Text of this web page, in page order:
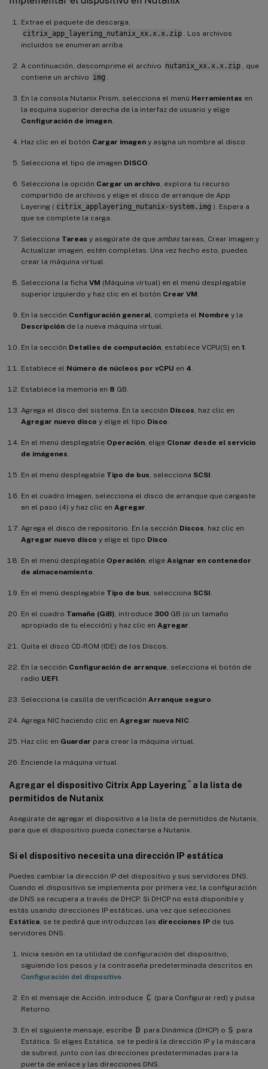
Extrae el paquete de descarga,
citrix_app_layering_nutanix_xx.x.x.zip
. Los archivos
incluidos se enumeran arriba.
A continuación, descomprime el archivo nutanix_xx.x.x.zip
, que
contiene un archivo img
En la consola Nutanix Prism, selecciona el menú Herramientas en
la esquina superior derecha de la interfaz de usuario y elige
Configuración de imagen
Haz clic en el botón Cargar imagen y asigna un nombre al disco.
Selecciona el tipo de imagen DISCO
Selecciona la opción Cargar un archivo , explora tu recurso
compartido de archivos y elige el disco de arranque de App
Layering ( citrix_applayering_nutanix-system.img ). Espera a
que se complete la carga.
Selecciona Tareas y asegúrate de que ambastareas, Crear imagen y
Actualizar imagen, estén completas. Una vez hecho esto, puedes
crear la máquina virtual.
Selecciona la ficha VM (Máquina virtual) en el menú desplegable
superior izquierdo y haz clic en el botón Crear VM
En la sección Configuración general , completa el Nombre y la
Descripción de la nueva máquina virtual.
En la sección Detalles de computación , establece VCPU(S) en 1
Establece el Número de núcleos por vCPU en 4
Establece la memoria en 8 GB.
Agrega el disco del sistema. En la sección Discos , haz clic en
Agregar nuevo disco y elige el tipo Disco
En el menú desplegable Operación , elige Clonar desde el servicio
de imágenes
En el menú desplegable Tipo de bus , selecciona SCSI
En el cuadro Imagen, selecciona el disco de arranque que cargaste
en el paso (4) y haz clic en Agregar
Agrega el disco de repositorio. En la sección Discos , haz clic en
Agregar nuevo disco y elige el tipo Disco
En el menú desplegable Operación , elige Asignar en contenedor
de almacenamiento
En el menú desplegable Tipo de bus , selecciona SCSI
En el cuadro Tamaño (GiB) , introduce 300 GB (o un tamaño
apropiado de tu elección) y haz clic en Agregar
Quita el disco CD-ROM (IDE) de los Discos.
En la sección Configuración de arranque , selecciona el botón de
radio UEFI
Selecciona la casilla de verificación Arranque seguro
Agrega NIC haciendo clic en Agregar nueva NIC
Haz clic en Guardar para crear la máquina virtual.
Enciende la máquina virtual.
Agregar el dispositivo Citrix App Layering ™ a la lista de
permitidos de Nutanix
Asegúrate de agregar el dispositivo a la lista de permitidos de Nutanix,
para que el dispositivo pueda conectarse a Nutanix.
Si el dispositivo necesita una dirección IP estática
Puedes cambiar la dirección IP del dispositivo y sus servidores DNS.
Cuando el dispositivo se implementa por primera vez, la configuración
de DNS se recupera a través de DHCP. Si DHCP no está disponible y
estás usando direcciones IP estáticas, una vez que selecciones
Estática , se te pedirá que introduzcas las direcciones IP de tus
servidores DNS.
Inicia sesión en la utilidad de configuración del dispositivo,
siguiendo los pasos y la contraseña predeterminada descritos en
Configuración del dispositivo
En el mensaje de Acción, introduce C (para Configurar red) y pulsa
Retorno.
En el siguiente mensaje, escribe D para Dinámica (DHCP) o S para
Estática. Si eliges Estática, se te pedirá la dirección IP y la máscara
de subred, junto con las direcciones predeterminadas para la
puerta de enlace y las direcciones DNS.